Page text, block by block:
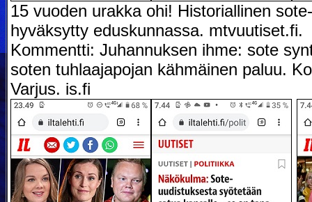
15 vuoden urakka ohi! Historiallinen
hyväksytty eduskunnassa. mtvuutiset.fi.
Kommentti: Juhannuksen ihme: sote
soten tuhlaajapojan kähmäinen paluu.
Varjus. is.fi